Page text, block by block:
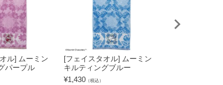
ル] ムーミン
パープル
[フェイスタオル] ムーミン
キルティングブルー
¥1,430 （税込）